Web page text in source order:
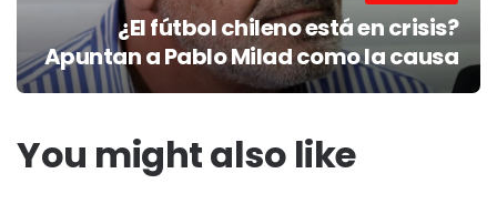
¿El fútbol chileno está en crisis?
Apuntan a Pablo Milad como la causa
You might also like